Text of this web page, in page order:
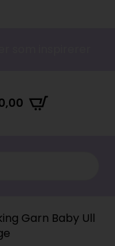
Garn Baby Ull